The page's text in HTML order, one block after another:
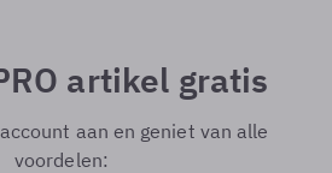
artikel gratis
aan en geniet van alle
voordelen: